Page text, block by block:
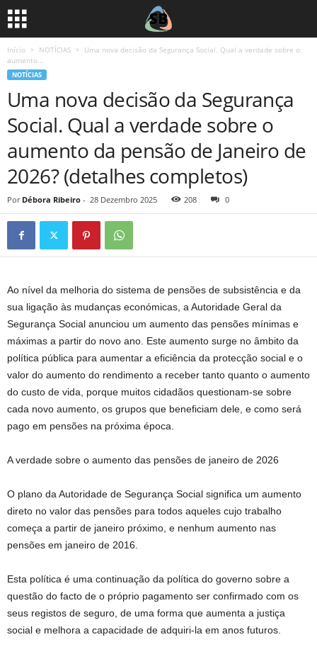
Início NOTÍCIAS
Uma nova decisão da Segurança Social. Qual a verdade sobre o
aumento...
NOTÍCIAS
Uma nova decisão da Segurança
Social. Qual a verdade sobre o
aumento da pensão de Janeiro de
2026? (detalhes completos)
Por Débora Ribeiro - 28 Dezembro 2025 208 0
Ao nível da melhoria do sistema de pensões de subsistência e da
sua ligação às mudanças económicas, a Autoridade Geral da
Segurança Social anunciou um aumento das pensões mínimas e
máximas a partir do novo ano. Este aumento surge no âmbito da
política pública para aumentar a eficiência da protecção social e o
valor do aumento do rendimento a receber tanto quanto o aumento
do custo de vida, porque muitos cidadãos questionam-se sobre
cada novo aumento, os grupos que beneficiam dele, e como será
pago em pensões na próxima época.
A verdade sobre o aumento das pensões de janeiro de 2026
O plano da Autoridade de Segurança Social significa um aumento
direto no valor das pensões para todos aqueles cujo trabalho
começa a partir de janeiro próximo, e nenhum aumento nas
pensões em janeiro de 2016.
Esta política é uma continuação da política do governo sobre a
questão do facto de o próprio pagamento ser confirmado com os
seus registos de seguro, de uma forma que aumenta a justiça
social e melhora a capacidade de adquiri-la em anos futuros.